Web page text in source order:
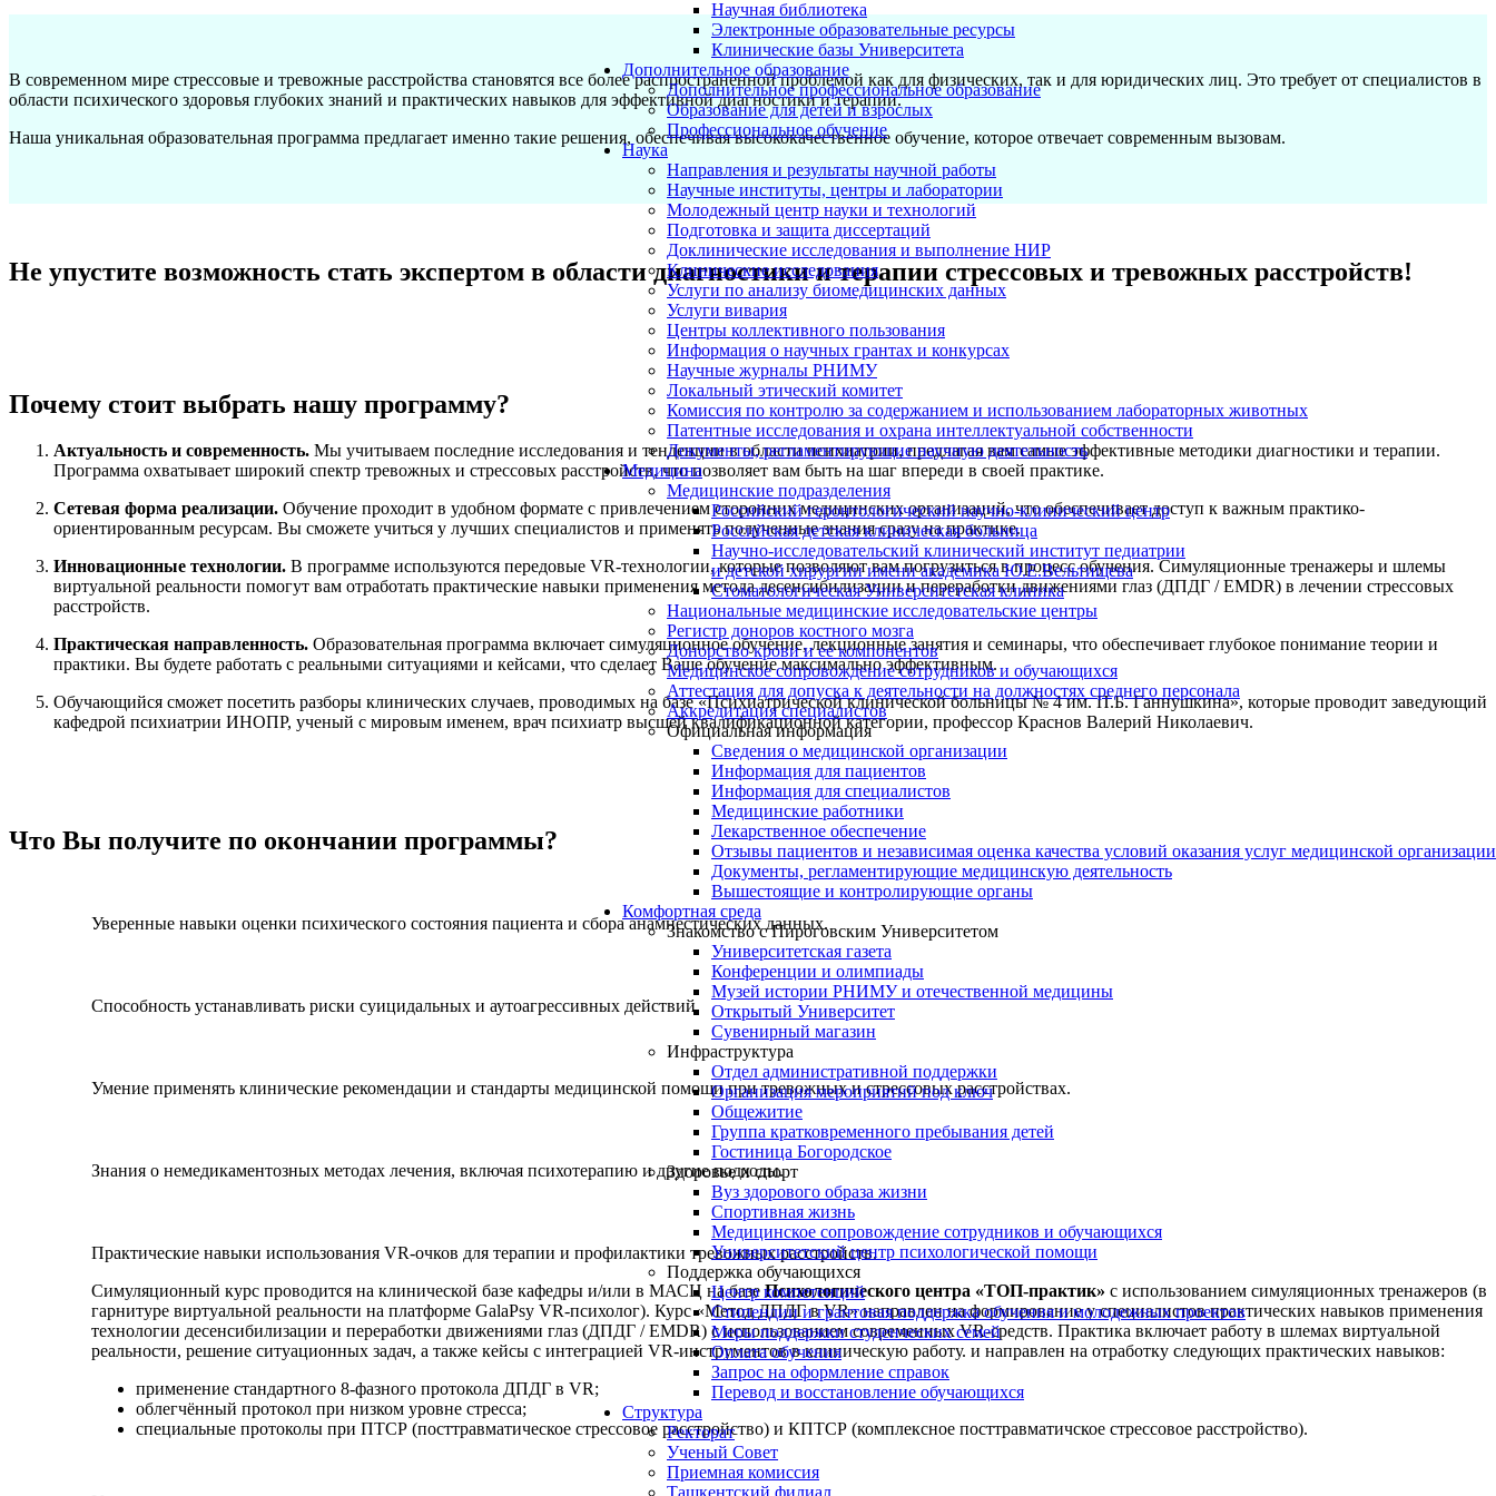
Научная библиотека
Электронные образовательные ресурсы
Клинические базы Университета
Дополнительное образование
Дополнительное профессиональное образование
Образование для детей и взрослых
Профессиональное обучение
Наука
Направления и результаты научной работы
Научные институты, центры и лаборатории
Молодежный центр науки и технологий
Подготовка и защита диссертаций
Доклинические исследования и выполнение НИР
Клинические исследования
Услуги по анализу биомедицинских данных
Услуги вивария
Центры коллективного пользования
Информация о научных грантах и конкурсах
Научные журналы РНИМУ
Локальный этический комитет
Комиссия по контролю за содержанием и использованием лабораторных животных
Патентные исследования и охрана интеллектуальной собственности
Документы, регламентирующие научную деятельность
Медицина
Медицинские подразделения
Российский геронтологический научно-клинический центр
Российская детская клиническая больница
Научно-исследовательский клинический институт педиатрии
и детской хирургии имени академика Ю.Е.Вельтищева
Стоматологическая Университетская клиника
Национальные медицинские исследовательские центры
Регистр доноров костного мозга
Донорство крови и ее компонентов
Медицинское сопровождение сотрудников и обучающихся
Аттестация для допуска к деятельности на должностях среднего персонала
Аккредитация специалистов
Официальная информация
Сведения о медицинской организации
Информация для пациентов
Информация для специалистов
Медицинские работники
Лекарственное обеспечение
Отзывы пациентов и независимая оценка качества условий оказания услуг медицинской организации
Документы, регламентирующие медицинскую деятельность
Вышестоящие и контролирующие органы
Комфортная среда
Знакомство с Пироговским Университетом
Университетская газета
Конференции и олимпиады
Музей истории РНИМУ и отечественной медицины
Открытый Университет
Сувенирный магазин
Инфраструктура
Отдел административной поддержки
Организация мероприятий под ключ
Общежитие
Группа кратковременного пребывания детей
Гостиница Богородское
Здоровье и спорт
Вуз здорового образа жизни
Спортивная жизнь
Медицинское сопровождение сотрудников и обучающихся
Университетский центр психологической помощи
Поддержка обучающихся
Центр компетенций
Стипендии и грантовая поддержка обучения и молодежных проектов
Меры поддержки студенческих семей
Оплата обучения
Запрос на оформление справок
Перевод и восстановление обучающихся
Структура
Ректорат
Ученый Совет
Приемная комиссия
Ташкентский филиал
В современном мире стрессовые и тревожные расстройства становятся все более распространенной проблемой как для физических, так и для юридических лиц. Это требует от специалистов в
области психического здоровья глубоких знаний и практических навыков для эффективной диагностики и терапии.
Наша уникальная образовательная программа предлагает именно такие решения, обеспечивая высококачественное обучение, которое отвечает современным вызовам.
Не упустите возможность стать экспертом в области диагностики и терапии стрессовых и тревожных расстройств!
Почему стоит выбрать нашу программу?
Актуальность и современность. Мы учитываем последние исследования и тенденции в области психиатрии, предлагая вам самые эффективные методики диагностики и терапии.
Программа охватывает широкий спектр тревожных и стрессовых расстройств, что позволяет вам быть на шаг впереди в своей практике.
Сетевая форма реализации. Обучение проходит в удобном формате с привлечением сторонних медицинских организаций, что обеспечивает доступ к важным практико-
ориентированным ресурсам. Вы сможете учиться у лучших специалистов и применять полученные знания сразу на практике.
Инновационные технологии. В программе используются передовые VR-технологии, которые позволяют вам погрузиться в процесс обучения. Симуляционные тренажеры и шлемы
виртуальной реальности помогут вам отработать практические навыки применения метода десенсибилизации и переработки движениями глаз (ДПДГ / EMDR) в лечении стрессовых
расстройств.
Практическая направленность. Образовательная программа включает симуляционное обучение, лекционные занятия и семинары, что обеспечивает глубокое понимание теории и
практики. Вы будете работать с реальными ситуациями и кейсами, что сделает Ваше обучение максимально эффективным.
Обучающийся сможет посетить разборы клинических случаев, проводимых на базе «Психиатрической клинической больницы№ 4им.П.Б. Ганнушкина», которые проводит заведующий
кафедрой психиатрии ИНОПР, ученый с мировым именем, врач психиатр высшей квалификационной категории, профессор Краснов Валерий Николаевич.
Что Вы получите по окончании программы?
Уверенные навыки оценки психического состояния пациента и сбора анамнестических данных.
Способность устанавливать риски суицидальных и аутоагрессивных действий.
Умение применять клинические рекомендации и стандарты медицинской помощи при тревожных и стрессовых расстройствах.
Знания о немедикаментозных методах лечения, включая психотерапию и другие подходы.
Практические навыки использования VR-очков для терапии и профилактики тревожных расстройств.
Симуляционный курс проводится на клинической базе кафедры и/или в МАСЦ на базеПсихологического центра «ТОП-практик» с использованием симуляционных тренажеров (в
гарнитуре виртуальной реальности на платформе GalaPsy VR-психолог). Курс «Метод ДПДГ в VR» направлен на формирование у специалистов практических навыков применения
технологии десенсибилизации и переработки движениями глаз (ДПДГ / EMDR) с использованием современных VR-средств. Практика включает работу в шлемах виртуальной
реальности, решение ситуационных задач, а также кейсы с интеграцией VR-инструментов в клиническую работу. и направлен на отработку следующих практических навыков:
применение стандартного 8-фазного протокола ДПДГ в VR;
облегчённый протокол при низком уровне стресса;
специальные протоколы при ПТСР (посттравматическое стрессовое расстройство) и КПТСР (комплексное посттравматичское стрессовое расстройство).